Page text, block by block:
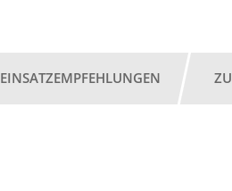
EINSATZEMPFEHLUNGEN